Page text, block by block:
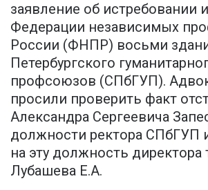
заявление об истребовании
Федерации независимых
России (ФНПР) восьми
Петербургского
профсоюзов (СПбГУП).
просили проверить факт
Александра Сергеевича
должности ректора СПбГУП
на эту должность директора
Лубашева Е.А.